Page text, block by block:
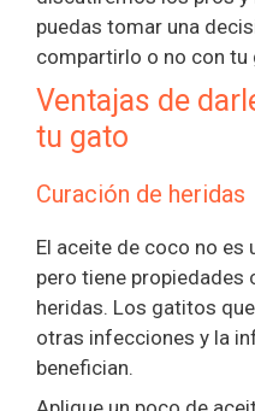
puedas tomar una
compartirlo o no con tu
Ventajas de
tu gato
Curación de heridas
El aceite de coco no es
pero tiene propiedades
heridas. Los gatitos
otras infecciones y la
benefician.